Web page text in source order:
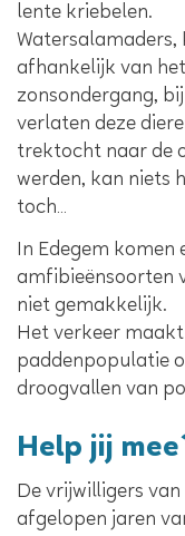
lente kriebelen.
afhankelijk van
zonsondergang,
verlaten deze
trektocht naar de
werden, kan niets
toch…
In Edegem komen
amfibieënsoorten
niet gemakkelijk.
Het verkeer
paddenpopulatie
droogvallen van
Help jij
De vrijwilligers
afgelopen jaren